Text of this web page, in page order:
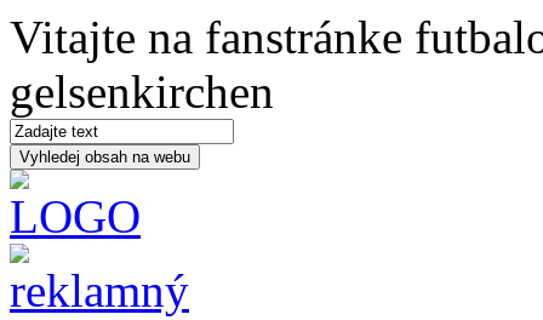
Vitajte na fanstránke
gelsenkirchen